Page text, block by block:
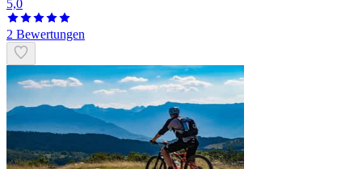
5,0
2 Bewertungen